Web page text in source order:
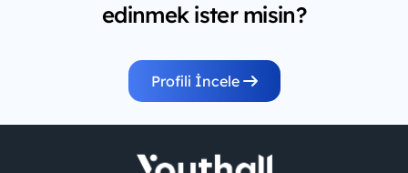
edinmek ister misin?
Profili İncele